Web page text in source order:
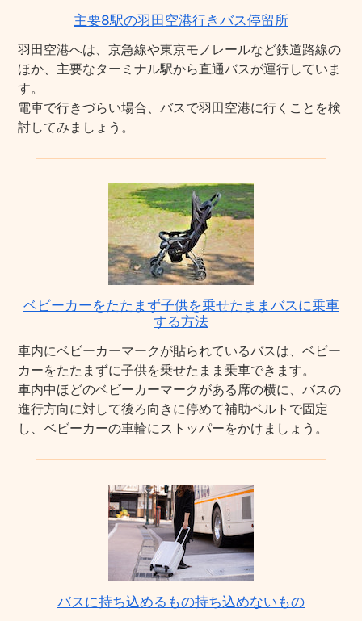
主要8駅の羽田空港行きバス停留所
羽田空港へは、京急線や東京モノレールなど鉄道路線の
ほか、主要なターミナル駅から直通バスが運行していま
す。
電車で行きづらい場合、バスで羽田空港に行くことを検
討してみましょう。
ベビーカーをたたまず子供を乗せたままバスに乗車
する方法
車内にベビーカーマークが貼られているバスは、ベビー
カーをたたまずに子供を乗せたまま乗車できます。
車内中ほどのベビーカーマークがある席の横に、バスの
進行方向に対して後ろ向きに停めて補助ベルトで固定
し、ベビーカーの車輪にストッパーをかけましょう。
バスに持ち込めるもの持ち込めないもの